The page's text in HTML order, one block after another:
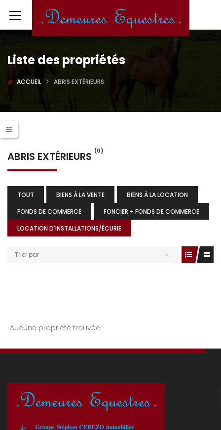
Liste des propriétés
ACCUEIL ABRIS EXTÉRIEURS
ABRIS EXTÉRIEURS (0)
TOUT BIENS À LA VENTE
BIENS À LA LOCATION
FONDS DE COMMERCE
FONCIER + FONDS DE COMMERCE
LOCATION D'INSTALLATIONS/ÉCURIE
Trier par
Aucune propriété trouvée.